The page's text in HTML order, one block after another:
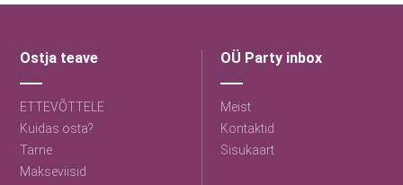
Ostja teave
ETTEVÕTTELE
Kuidas osta?
Tarne
Makseviisid
OÜ Party inbox
Meist
Kontaktid
Sisukaart